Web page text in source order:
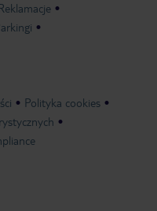
Polityka cookies